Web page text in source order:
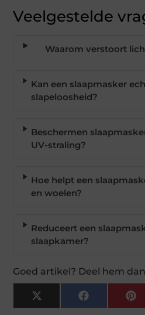
Veelgestelde
Waarom verstoort
Kan een slaapmasker
slapeloosheid?
Beschermen
UV-straling?
Hoe helpt een
en woelen?
Reduceert een
slaapkamer?
Goed artikel? Deel hem
X
(Twitter)
Facebook